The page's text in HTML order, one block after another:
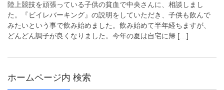
陸上競技を頑張っている子供の貧血で中央さんに、相談しまし
た。『ビイレバーキング』の説明をしていただき、子供も飲んで
みたいという事で飲み始めました。飲み始めて半年経ちますが、
どんどん調子が良くなりました。今年の夏は自宅に帰 […]
ホームページ内 検索